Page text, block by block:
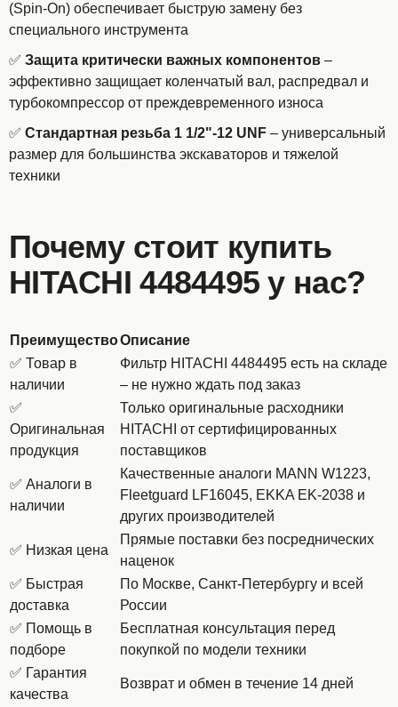
(Spin-On) обеспечивает быструю замену без
специального инструмента
✅ Защита критически важных компонентов –
эффективно защищает коленчатый вал, распредвал и
турбокомпрессор от преждевременного износа
✅ Стандартная резьба 1 1/2"-12 UNF – универсальный
размер для большинства экскаваторов и тяжелой
техники
Почему стоит купить
HITACHI 4484495 у нас?
ПреимуществоОписание
✅ Товар в
наличии
Фильтр HITACHI 4484495 есть на складе
– не нужно ждать под заказ
✅
Оригинальная
продукция
Только оригинальные расходники
HITACHI от сертифицированных
поставщиков
✅ Аналоги в
наличии
Качественные аналоги MANN W1223,
Fleetguard LF16045, EKKA EK-2038 и
других производителей
✅ Низкая цена
Прямые поставки без посреднических
наценок
✅ Быстрая
доставка
По Москве, Санкт-Петербургу и всей
России
✅ Помощь в
подборе
Бесплатная консультация перед
покупкой по модели техники
✅ Гарантия
качества
Возврат и обмен в течение 14 дней